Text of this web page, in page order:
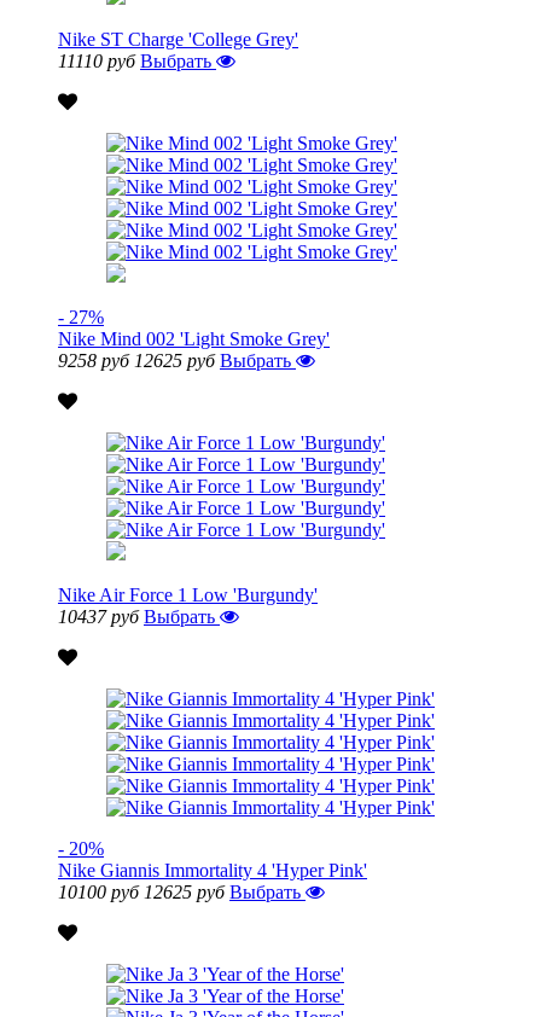
Nike ST Charge 'College Grey'
11110 руб Выбрать
- 27%
Nike Mind 002 'Light Smoke Grey'
9258 руб 12625 руб Выбрать
Nike Air Force 1 Low 'Burgundy'
10437 руб Выбрать
- 20%
Nike Giannis Immortality 4 'Hyper Pink'
10100 руб 12625 руб Выбрать